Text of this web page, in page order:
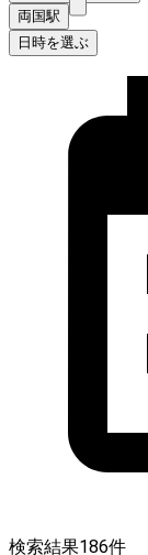
両国駅
日時を選ぶ
検索結果186件